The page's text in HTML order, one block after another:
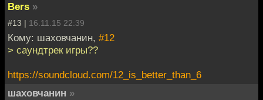
Bers »
#13 | 16.11.15 22:39
Кому: шаховчанин, #12
> саундтрек игры??
https://soundcloud.com/12_is_better_than_6
шаховчанин »